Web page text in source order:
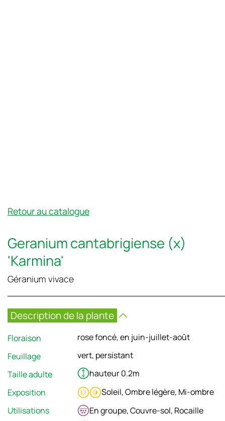
Retour au catalogue
Geranium cantabrigiense (x)
'Karmina'
Géranium vivace
Description de la plante
Floraison
rose foncé, en juin-juillet-août
Feuillage
vert, persistant
Taille adulte
hauteur 0.2m
Exposition
Soleil, Ombre légère, Mi-ombre
Utilisations
En groupe, Couvre-sol, Rocaille